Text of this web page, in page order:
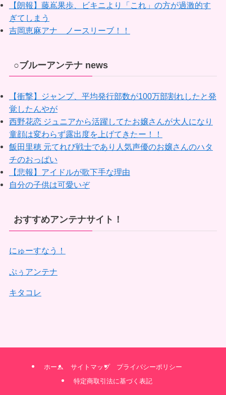
【朗報】藤嶌果歩、ビキニより「これ」の方が過激的す
ぎてしまう
吉岡恵麻アナ ノースリーブ！！
○ブルーアンテナ news
【衝撃】ジャンプ、平均発行部数が100万部割れしたと発
覚したんやが
西野花恋 ジュニアから活躍してたお嬢さんが大人になり
童顔は変わらず露出度を上げてきたー！！
飯田里穂 元てれび戦士であり人気声優のお嬢さんのハタ
チのおっぱい
【悲報】アイドルが歌下手な理由
自分の子供は可愛いぞ
おすすめアンテナサイト！
にゅーすなう！
ぷぅアンテナ
キタコレ
ホーム サイトマップ
プライバシーポリシー
特定商取引法に基づく表記